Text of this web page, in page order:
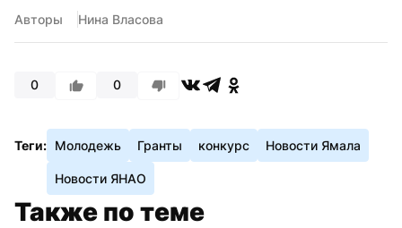
Авторы Нина Власова
0 0
Теги: Молодежь Гранты конкурс Новости Ямала
Новости ЯНАО
Также по теме